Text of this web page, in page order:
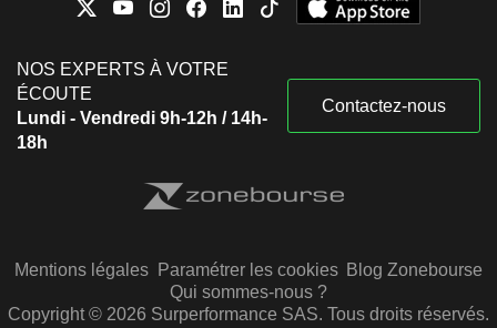
NOS EXPERTS À VOTRE
ÉCOUTE
Lundi - Vendredi 9h-12h / 14h-
18h
Contactez-nous
Mentions légales Paramétrer les cookies Blog Zonebourse
Qui sommes-nous ?
Copyright © 2026 Surperformance SAS. Tous droits réservés.